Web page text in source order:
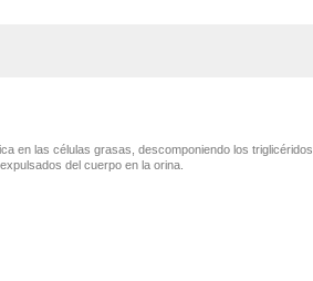
en las células grasas, descomponiendo los
del cuerpo en la orina.